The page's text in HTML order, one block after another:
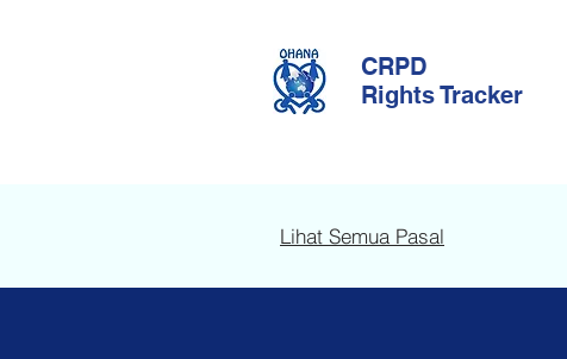
CRPD
Rights Tracker
Lihat Semua Pasal